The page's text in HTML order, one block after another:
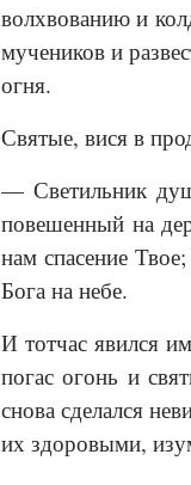
волхвованию и
мучеников и
огня.
Святые, вися в
— Светильник
повешенный на
нам спасение
Бога на небе.
И тотчас явился
погас огонь и
снова сделался
их здоровыми,